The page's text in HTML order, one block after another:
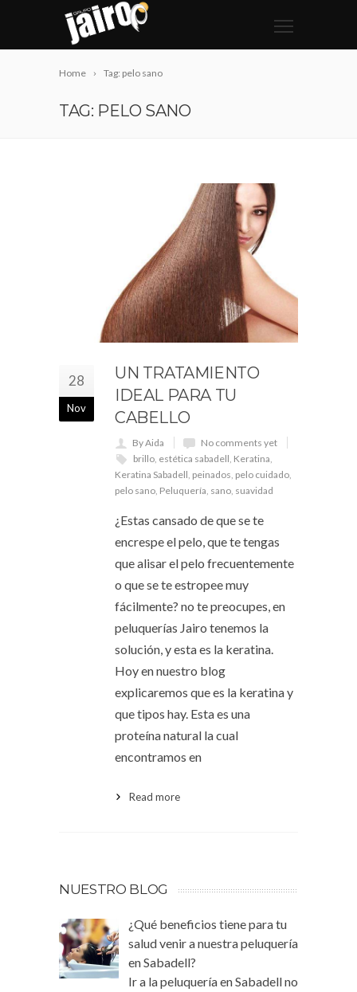
Home Tag: pelo sano
TAG: PELO SANO
28
Nov
UN TRATAMIENTO
IDEAL PARA TU
CABELLO
By Aida
No comments yet
brillo, estética sabadell, Keratina,
Keratina Sabadell, peinados, pelo cuidado,
pelo sano, Peluquería, sano, suavidad
¿Estas cansado de que se te
encrespe el pelo, que te tengas
que alisar el pelo frecuentemente
o que se te estropee muy
fácilmente? no te preocupes, en
peluquerías Jairo tenemos la
solución, y esta es la keratina.
Hoy en nuestro blog
explicaremos que es la keratina y
que tipos hay. Esta es una
proteína natural la cual
encontramos en
Read more
NUESTRO BLOG
¿Qué beneficios tiene para tu
salud venir a nuestra peluquería
en Sabadell?
Ir a la peluquería en Sabadell no